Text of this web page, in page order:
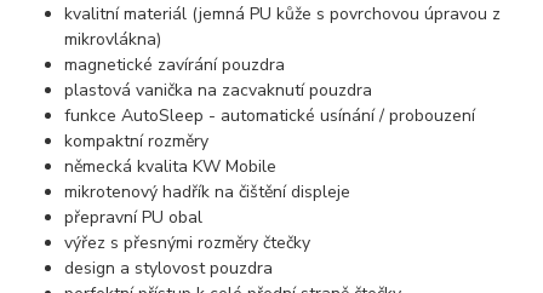
kvalitní materiál (jemná PU kůže s povrchovou úpravou z
mikrovlákna)
magnetické zavírání pouzdra
plastová vanička na zacvaknutí pouzdra
funkce AutoSleep - automatické usínání / probouzení
kompaktní rozměry
německá kvalita KW Mobile
mikrotenový hadřík na čištění displeje
přepravní PU obal
výřez s přesnými rozměry čtečky
design a stylovost pouzdra